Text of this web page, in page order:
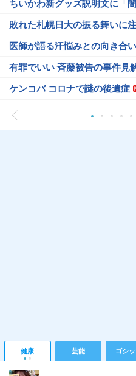
ちいかわ新グッズ説明文に「闇
敗れた札幌日大の振る舞いに
医師が語る汗悩みとの向き合
有罪でいい 斉藤被告の事件見
ケンコバ コロナで謎の後遺症
健康 芸能 ゴシ